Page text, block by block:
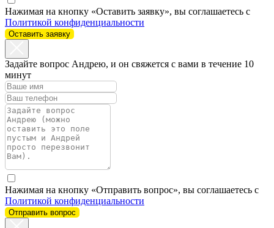
Нажимая на кнопку «Оставить заявку», вы соглашаетесь с
Политикой конфиденциальности
Оставить заявку
Задайте вопрос Андрею, и он свяжется с вами в течение 10
минут
Нажимая на кнопку «Отправить вопрос», вы соглашаетесь с
Политикой конфиденциальности
Отправить вопрос